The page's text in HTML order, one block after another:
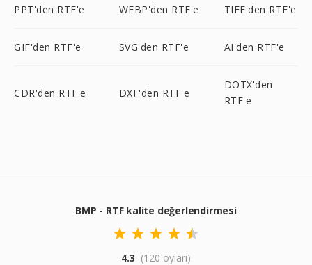
PPT'den RTF'e WEBP'den RTF'e TIFF'den RTF'e
GIF'den RTF'e SVG'den RTF'e AI'den RTF'e
CDR'den RTF'e DXF'den RTF'e
DOTX'den
RTF'e
BMP - RTF kalite değerlendirmesi
4.3 (120 oyları)